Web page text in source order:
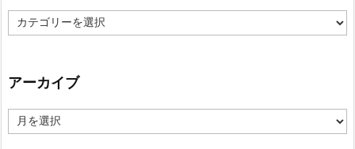
カ
テ
ー
アーカイブ
ー